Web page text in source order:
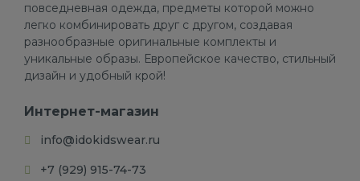
повседневная одежда, предметы которой можно
легко комбинировать друг с другом, создавая
разнообразные оригинальные комплекты и
уникальные образы. Европейское качество, стильный
дизайн и удобный крой!
Интернет-магазин
info@idokidswear.ru
+7 (929) 915-74-73